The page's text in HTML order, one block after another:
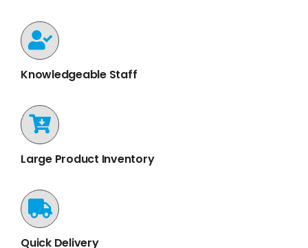
Knowledgeable Staff
Large Product Inventory
Quick Delivery